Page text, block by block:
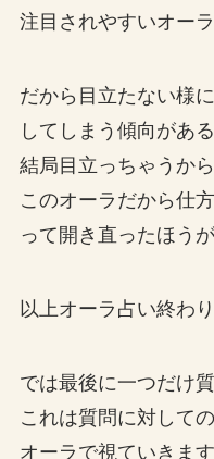
注目されやすいオーラ
だから目立たない様に
してしまう傾向があ
結局目立っちゃうか
このオーラだから仕方
って開き直ったほう
以上オーラ占い終わり
では最後に一つだけ
これは質問に対して
オーラで視ていきます